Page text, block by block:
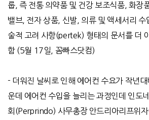
룹, 즉 전통 의약품 및 건강 보조식품, 화장
밸브, 전자 상품, 신발, 의류 및 액세서리 수
술적 고려 사항(pertek) 형태의 문서를 더
함(5월 17일, 꼼빠스닷컴)
- 더워진 날씨로 인해 에어컨 수요가 작년대
운데 에어컨 수입을 늘리는 과정인데 인도
회 (Perprindo) 사무총장 안드리아리프위